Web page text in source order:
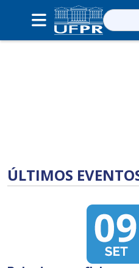
por:
ÚLTIMOS